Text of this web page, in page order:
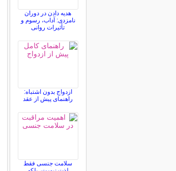
هدیه دادن در دوران
نامزدی: آداب، رسوم و
تأثیرات روانی
ازدواج بدون اشتباه:
راهنمای پیش از عقد
سلامت جنسی فقط